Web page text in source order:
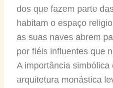
dos que fazem parte
habitam o espaço
as suas naves abrem
por fiéis influentes que
A importância simbólica
arquitetura monástica